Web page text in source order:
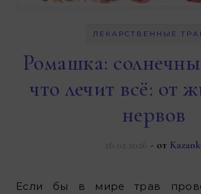
ЛЕКАРСТВЕННЫЕ
Ромашка:
что лечит всё: от
нервов
26.02.2026 - от
Если бы в мире трав проводили конкурс